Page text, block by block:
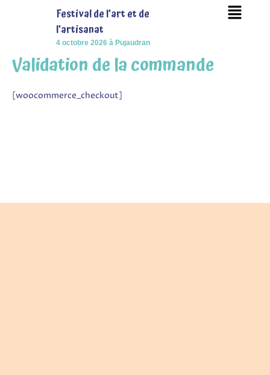
Festival de l’art et de
l’artisanat
4 octobre 2026 à Pujaudran
Menu
Validation de la commande
[woocommerce_checkout]